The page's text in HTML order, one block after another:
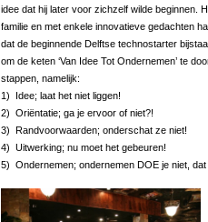
idee dat hij later voor zichzelf wilde beginnen.
familie en met enkele innovatieve gedachten
dat de beginnende Delftse technostarter
om de keten ‘Van Idee Tot Ondernemen’ te
stappen, namelijk:
1) Idee; laat het niet liggen!
2) Oriëntatie; ga je ervoor of niet?!
3) Randvoorwaarden; onderschat ze niet!
4) Uitwerking; nu moet het gebeuren!
5) Ondernemen; ondernemen DOE je niet, dat